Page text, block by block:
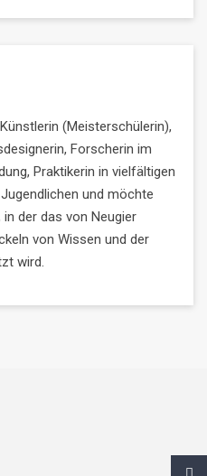
(Meisterschülerin),
Forscherin im
Praktikerin in vielfältigen
und möchte
der das von Neugier
von Wissen und der
wird.